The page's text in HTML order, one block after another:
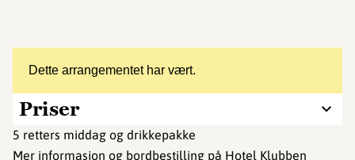
Dette arrangementet har vært.
Priser
5 retters middag og drikkepakke
Mer informasjon og bordbestilling på Hotel Klubben